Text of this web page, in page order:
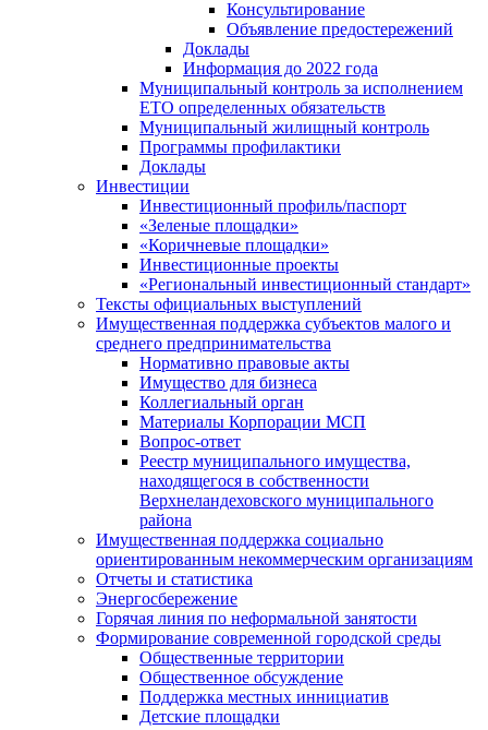
Консультирование
Объявление предостережений
Доклады
Информация до 2022 года
Муниципальный контроль за исполнением
ЕТО определенных обязательств
Муниципальный жилищный контроль
Программы профилактики
Доклады
Инвестиции
Инвестиционный профиль/паспорт
«Зеленые площадки»
«Коричневые площадки»
Инвестиционные проекты
«Региональный инвестиционный стандарт»
Тексты официальных выступлений
Имущественная поддержка субъектов малого и
среднего предпринимательства
Нормативно правовые акты
Имущество для бизнеса
Коллегиальный орган
Материалы Корпорации МСП
Вопрос-ответ
Реестр муниципального имущества,
находящегося в собственности
Верхнеландеховского муниципального
района
Имущественная поддержка социально
ориентированным некоммерческим организациям
Отчеты и статистика
Энергосбережение
Горячая линия по неформальной занятости
Формирование современной городской среды
Общественные территории
Общественное обсуждение
Поддержка местных иннициатив
Детские площадки